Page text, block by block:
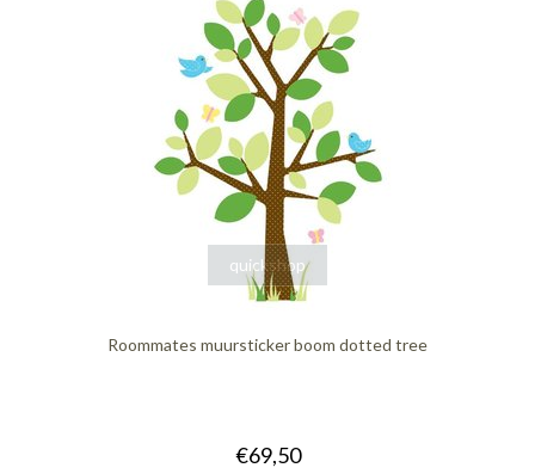
quickshop
Roommates muursticker boom dotted tree
€69,50